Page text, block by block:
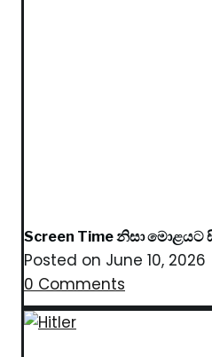
Screen Time නිසා මොළයට
Posted on June 10, 2026
0 Comments